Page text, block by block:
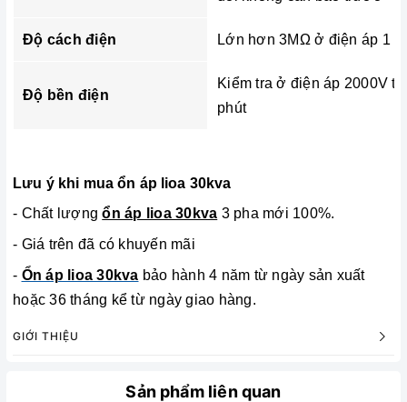
Độ cách điện Lớn hơn 3MΩ ở điện áp 1
Độ bền điện
Kiểm tra ở điện áp 2000V
phút
Lưu ý khi mua ổn áp lioa 30kva
- Chất lượngổn áp lioa 30kva 3 pha mới 100%.
- Giá trên đã có khuyến mãi
- Ổn áp lioa 30kva bảo hành 4 năm từ ngày sản xuất
hoặc 36 tháng kể từ ngày giao hàng.
GIỚI THIỆU
Sản phẩm liên quan